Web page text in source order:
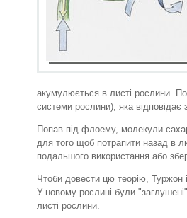
акумулюється в листі рослини.
системи рослини), яка відповідає
Попав під флоему, молекули
для того щоб потрапити назад в
подальшого використання або
Чтоби довести цю теорію, Туржон
У новому рослині були
листі рослини.